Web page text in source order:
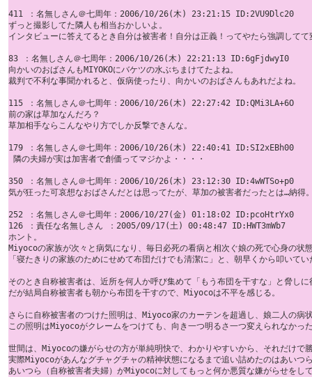
411 ：名無しさん＠七周年：2006/10/26(木) 23:21:15 ID:2VU9Dlc20
ずっと撮影してた隣人も相当おかしいよ。
インタビューに答えてるとき自分は被害者！自分は正義！ってやたら強調してて
83 ：名無しさん＠七周年：2006/10/26(木) 22:21:13 ID:6gFjdwyI0
向かいのおばさんもMIYOKOにバケツの水ぶちまけてたよね。
裁判で不利な事聞かれると、仮病使ったり、向かいのおばさんもあれだよね。
115 ：名無しさん＠七周年：2006/10/26(木) 22:27:42 ID:QMi3LA+6O
前の家は草加なんだろ？
草加相手ならこんなやり方でしか反撃できんな。
179 ：名無しさん＠七周年：2006/10/26(木) 22:40:41 ID:SI2xEBh00
隣の夫婦が実は加害者で創価ってマジかよ・・・・
350 ：名無しさん＠七周年：2006/10/26(木) 23:12:30 ID:4wWTSo+p0
気が狂った可哀想なおばさんだとは思ってたが、草加の被害者だったとは…納得
252 ：名無しさん＠七周年：2006/10/27(金) 01:18:02 ID:pcoHtrYx0
126 ：責任な名無しさん ：2005/09/17(土) 00:48:47 ID:HWT3mWb7
ホント。
Miyocoの家族が次々と病気になり、毎日必死の看病と相次ぐ娘の死で心身の
「寝たきりの家族のためにせめて布団だけでも清潔に」と、朝早くから叩いて
そのとき自称被害者は、近所を何人か呼び集めて「もう布団を干すな」と脅しに
だが結局自称被害者も朝から布団を干すので、Miyocoは不平を感じる。
さらに自称被害者のつけた照明は、Miyoco家のカーテンを超過し、娘二人の病
この照明はMiyocoがクレームをつけても、向き一つ明るさ一つ変えられなかっ
世間は、Miyocoの嫌がらせの方が単純明快で、わかりやすいから、それだけ
実際Miyocoがあんなグチャグチャの精神状態になるまで追い詰めたのはあいつ
あいつら（自称被害者夫婦）がMiyocoに対してもっと何か悪質な嫌がらせをし